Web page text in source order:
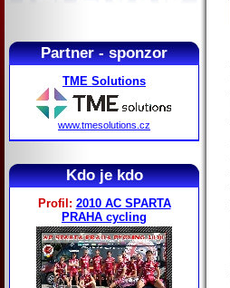
Partner - sponzor
TME Solutions
www.tmesolutions.cz
Kdo je kdo
Profil: 2010 AC SPARTA
PRAHA cycling